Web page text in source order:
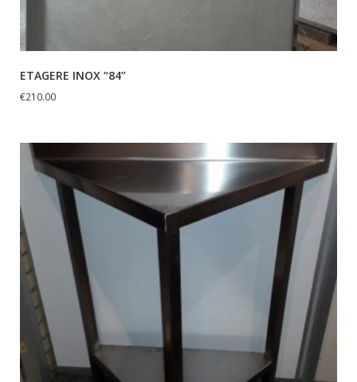
ETAGERE INOX “84”
€210.00